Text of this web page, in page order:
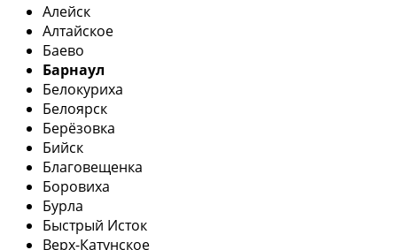
Алейск
Алтайское
Баево
Барнаул
Белокуриха
Белоярск
Берёзовка
Бийск
Благовещенка
Боровиха
Бурла
Быстрый Исток
Верх-Катунское